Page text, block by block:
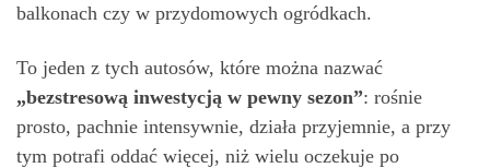
balkonach czy w przydomowych ogródkach.
To jeden z tych autosów, które można nazwać
„bezstresową inwestycją w pewny sezon”: rośnie
prosto, pachnie intensywnie, działa przyjemnie, a przy
tym potrafi oddać więcej, niż wielu oczekuje po